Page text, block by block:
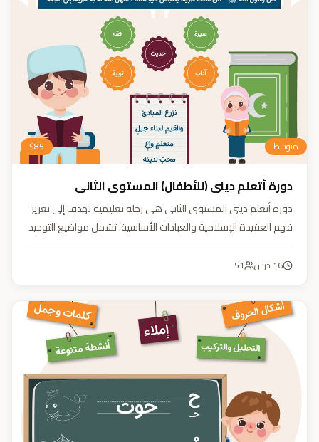
متوسط $85
دورة أتعلم ديني (للأطفال) المستوى الثاني
دورة أتعلم ديني المستوى الثاني هي رحلة تعليمية تهدف إلى تعزيز
فهم العقيدة الإسلامية والعبادات الأساسية. تشمل مواضيع التوحيد
وتربية أبنائنا تربية إيمانية وأخلاقية وعلمية ونفسية واجتماعية.
16 درس 51